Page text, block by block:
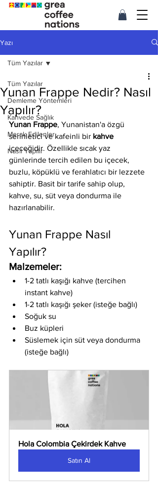
Yazı
Tüm Yazılar
Demleme Yöntemleri
Kahvede Sağlık
Merak Edilenler
Nasıl Yapılır
Tüm Yazılar
Yunan Frappe Nedir? Nasıl
Yapılır?
Yunan Frappe, Yunanistan'a özgü
serinletici ve kafeinli bir kahve
içeceğidir. Özellikle sıcak yaz
günlerinde tercih edilen bu içecek,
buzlu, köpüklü ve ferahlatıcı bir lezzete
sahiptir. Basit bir tarife sahip olup,
kahve, su, süt veya dondurma ile
hazırlanabilir.
Yunan Frappe Nasıl
Yapılır?
Malzemeler:
1-2 tatlı kaşığı kahve (tercihen
instant kahve)
1-2 tatlı kaşığı şeker (isteğe bağlı)
Soğuk su
Buz küpleri
Süslemek için süt veya dondurma
(isteğe bağlı)
Hola Colombia Çekirdek Kahve
Satın Al